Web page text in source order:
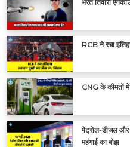
भरत तिवारी
RCB ने रचा
CNG के कीमतों में
पेट्रोल-डीजल और
महंगाई का बोझ